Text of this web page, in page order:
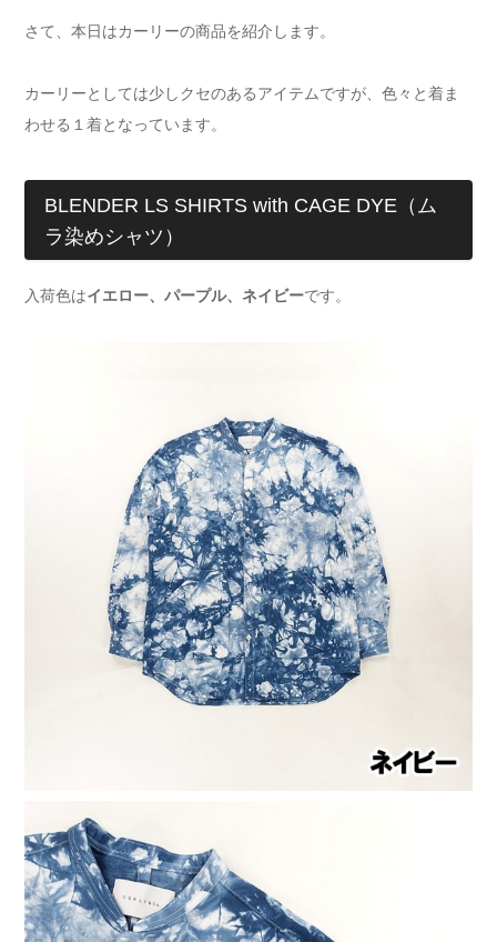
さて、本日はカーリーの商品を紹介します。
カーリーとしては少しクセのあるアイテムですが、色々と着ま
わせる１着となっています。
BLENDER LS SHIRTS with CAGE DYE（ム
ラ染めシャツ）
入荷色はイエロー、パープル、ネイビーです。